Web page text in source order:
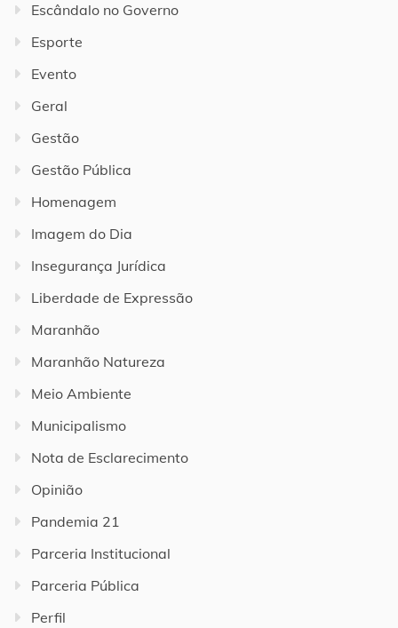
Escândalo no Governo
Esporte
Evento
Geral
Gestão
Gestão Pública
Homenagem
Imagem do Dia
Insegurança Jurídica
Liberdade de Expressão
Maranhão
Maranhão Natureza
Meio Ambiente
Municipalismo
Nota de Esclarecimento
Opinião
Pandemia 21
Parceria Institucional
Parceria Pública
Perfil